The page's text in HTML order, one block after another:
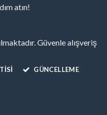
atın!
Güvenle alışveriş
GÜNCELLEME